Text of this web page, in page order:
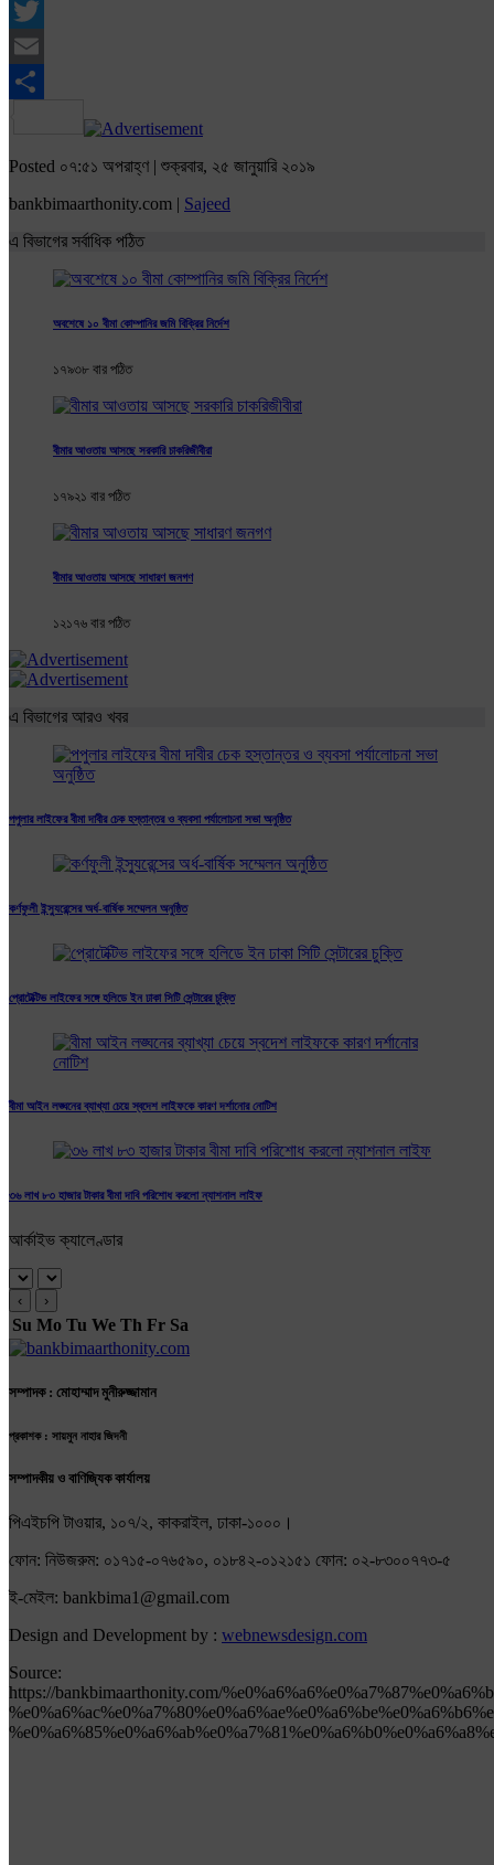
Facebook
Twitter
Email
Share
Posted ০৭:৫১ অপরাহ্ণ | শুক্রবার, ২৫ জানুয়ারি ২০১৯
bankbimaarthonity.com | Sajeed
এ বিভাগের সর্বাধিক পঠিত
অবশেষে ১০ বীমা কোম্পানির জমি বিক্রির নির্দেশ
১৭৯৩৮ বার পঠিত
বীমার আওতায় আসছে সরকারি চাকরিজীবীরা
১৭৯২১ বার পঠিত
বীমার আওতায় আসছে সাধারণ জনগণ
১২১৭৬ বার পঠিত
এ বিভাগের আরও খবর
পপুলার লাইফের বীমা দাবীর চেক হস্তান্তর ও ব্যবসা পর্যালোচনা সভা অনুষ্ঠিত
কর্ণফুলী ইন্স্যুরেন্সের অর্ধ-বার্ষিক সম্মেলন অনুষ্ঠিত
প্রোটেক্টিভ লাইফের সঙ্গে হলিডে ইন ঢাকা সিটি সেন্টারের চুক্তি
বীমা আইন লঙ্ঘনের ব্যাখ্যা চেয়ে স্বদেশ লাইফকে কারণ দর্শানোর নোটিশ
৩৬ লাখ ৮৩ হাজার টাকার বীমা দাবি পরিশোধ করলো ন্যাশনাল লাইফ
আর্কাইভ ক্যালেণ্ডার
‹ ›
Su Mo Tu We Th Fr Sa
সম্পাদক : মোহাম্মাদ মুনীরুজ্জামান
প্রকাশক : সায়মুন নাহার জিদনী
সম্পাদকীয় ও বাণিজ্যিক কার্যালয়
পিএইচপি টাওয়ার, ১০৭/২, কাকরাইল, ঢাকা-১০০০।
ফোন: নিউজরুম: ০১৭১৫-০৭৬৫৯০, ০১৮৪২-০১২১৫১ ফোন: ০২-৮৩০০৭৭৩-৫
ই-মেইল: bankbima1@gmail.com
Design and Development by : webnewsdesign.com
Source:
https://bankbimaarthonity.com/